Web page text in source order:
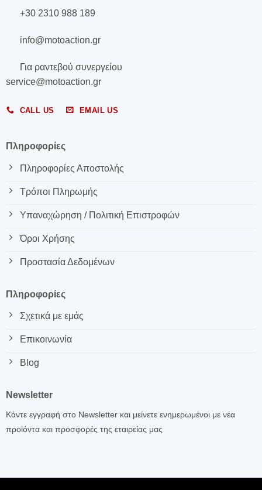
+30 2310 988 189
info@motoaction.gr
Για ραντεβού συνεργείου
service@motoaction.gr
CALL US EMAIL US
Πληροφορίες
Πληροφορίες Αποστολής
Τρόποι Πληρωμής
Υπαναχώρηση / Πολιτική Επιστροφών
Όροι Χρήσης
Προστασία Δεδομένων
Πληροφορίες
Σχετικά με εμάς
Επικοινωνία
Blog
Newsletter
Κάντε εγγραφή στο Newsletter και μείνετε ενημερωμένοι με νέα
προϊόντα και προσφορές της εταιρείας μας